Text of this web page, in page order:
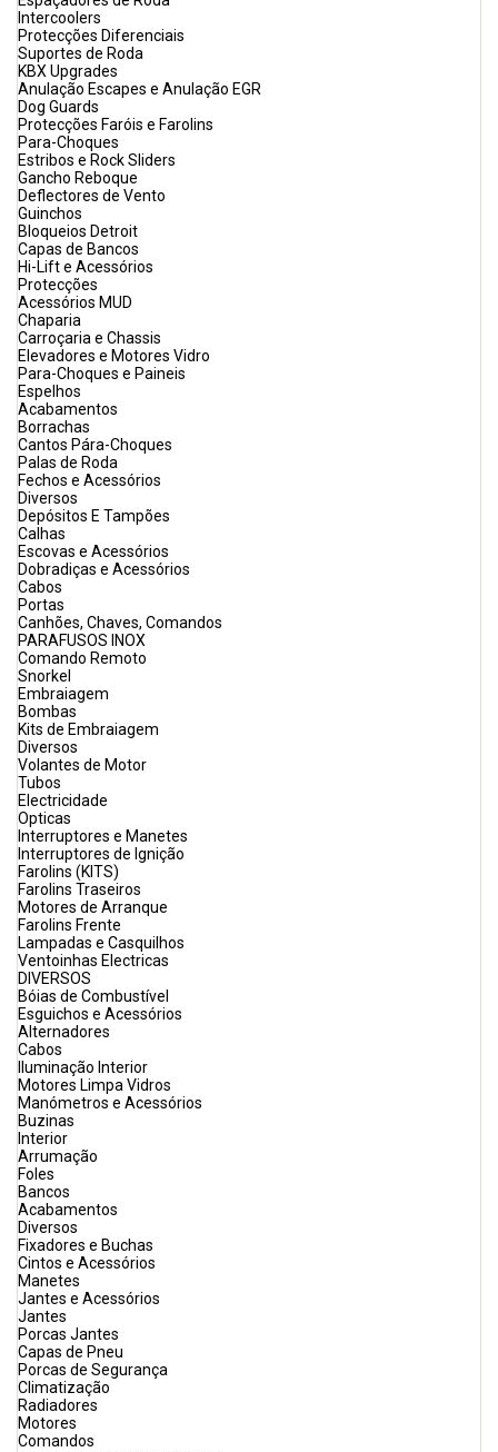
Intercoolers
Protecções Diferenciais
Suportes de Roda
KBX Upgrades
Anulação Escapes e Anulação EGR
Dog Guards
Protecções Faróis e Farolins
Para-Choques
Estribos e Rock Sliders
Gancho Reboque
Deflectores de Vento
Guinchos
Bloqueios Detroit
Capas de Bancos
Hi-Lift e Acessórios
Protecções
Acessórios MUD
Chaparia
Carroçaria e Chassis
Elevadores e Motores Vidro
Para-Choques e Paineis
Espelhos
Acabamentos
Borrachas
Cantos Pára-Choques
Palas de Roda
Fechos e Acessórios
Diversos
Depósitos E Tampões
Calhas
Escovas e Acessórios
Dobradiças e Acessórios
Cabos
Portas
Canhões, Chaves, Comandos
PARAFUSOS INOX
Comando Remoto
Snorkel
Embraiagem
Bombas
Kits de Embraiagem
Diversos
Volantes de Motor
Tubos
Electricidade
Opticas
Interruptores e Manetes
Interruptores de Ignição
Farolins (KITS)
Farolins Traseiros
Motores de Arranque
Farolins Frente
Lampadas e Casquilhos
Ventoinhas Electricas
DIVERSOS
Bóias de Combustível
Esguichos e Acessórios
Alternadores
Cabos
Iluminação Interior
Motores Limpa Vidros
Manómetros e Acessórios
Buzinas
Interior
Arrumação
Foles
Bancos
Acabamentos
Diversos
Fixadores e Buchas
Cintos e Acessórios
Manetes
Jantes e Acessórios
Jantes
Porcas Jantes
Capas de Pneu
Porcas de Segurança
Climatização
Radiadores
Motores
Comandos